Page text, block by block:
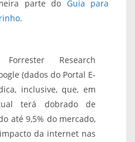
parte do Guia para
Research
(dados do Portal E-
inclusive, que, em
terá dobrado de
até 9,5% do mercado,
da internet nas